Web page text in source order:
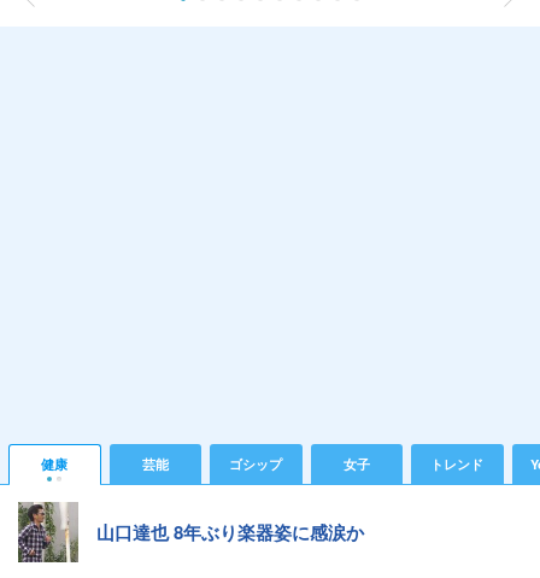
健康 芸能 ゴシップ 女子 トレンド
山口達也 8年ぶり楽器姿に感涙か